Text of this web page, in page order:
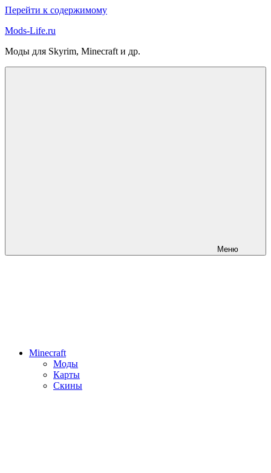
Перейти к содержимому
Mods-Life.ru
Моды для Skyrim, Minecraft и др.
Меню
Minecraft
Моды
Карты
Скины